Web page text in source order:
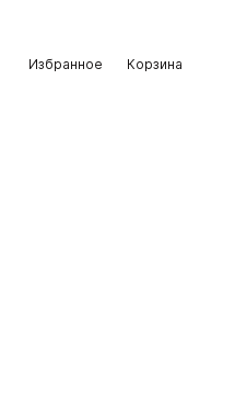
Избранное Корзина